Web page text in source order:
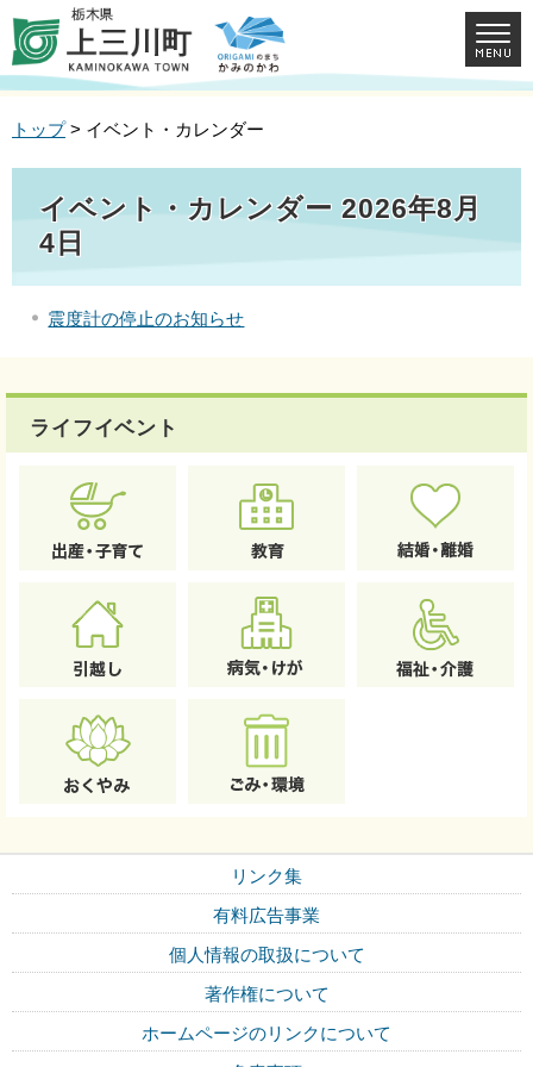
トップ> イベント・カレンダー
イベント・カレンダー 2026年8月
4日
震度計の停止のお知らせ
ライフイベント
リンク集
有料広告事業
個人情報の取扱について
著作権について
ホームページのリンクについて